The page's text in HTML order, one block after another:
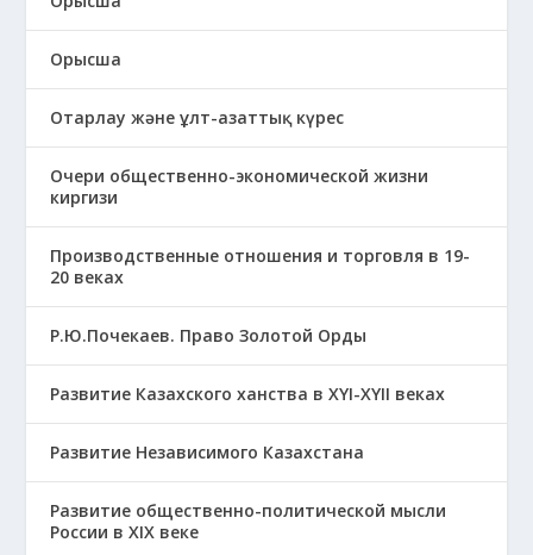
Орысша
Отарлау және ұлт-азаттық күрес
Очери общественно-экономической жизни
киргизи
Производственные отношения и торговля в 19-
20 веках
Р.Ю.Почекаев. Право Золотой Орды
Развитие Казахского ханства в ХҮІ-ХҮІІ веках
Развитие Независимого Казахстана
Развитие общественно-политической мысли
России в XIX веке